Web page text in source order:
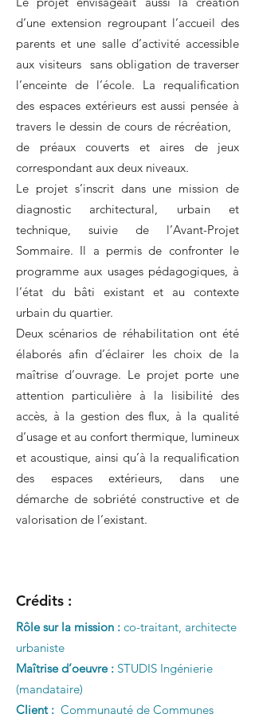
d’une extension regroupant l’accueil des
parents et une salle d’activité accessible
aux visiteurs sans obligation de traverser
l’enceinte de l’école. La requalification
des espaces extérieurs est aussi pensée à
travers le dessin de cours de récréation,
de préaux couverts et aires de jeux
correspondant aux deux niveaux.
Le projet s’inscrit dans une mission de
diagnostic architectural, urbain et
technique, suivie de l’Avant-Projet
Sommaire. Il a permis de confronter le
programme aux usages pédagogiques, à
l’état du bâti existant et au contexte
urbain du quartier.
Deux scénarios de réhabilitation ont été
élaborés afin d’éclairer les choix de la
maîtrise d’ouvrage. Le projet porte une
attention particulière à la lisibilité des
accès, à la gestion des flux, à la qualité
d’usage et au confort thermique, lumineux
et acoustique, ainsi qu’à la requalification
des espaces extérieurs, dans une
démarche de sobriété constructive et de
valorisation de l’existant.
Crédits :
Rôle sur la mission : co-traitant, architecte
urbaniste
Maîtrise d’oeuvre : STUDIS Ingénierie
(mandataire)
Client : Communauté de Communes